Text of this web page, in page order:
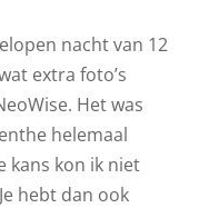
nacht van 12
extra foto’s
Het was
helemaal
kans kon ik niet
hebt dan ook